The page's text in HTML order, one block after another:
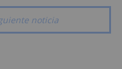
noticia